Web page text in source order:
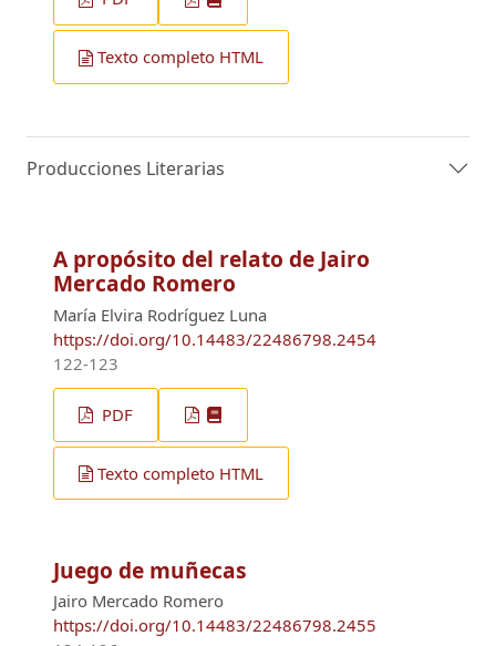
Texto completo HTML
Producciones Literarias
A propósito del relato de Jairo
Mercado Romero
María Elvira Rodríguez Luna
https://doi.org/10.14483/22486798.2454
122-123
PDF
Texto completo HTML
Juego de muñecas
Jairo Mercado Romero
https://doi.org/10.14483/22486798.2455